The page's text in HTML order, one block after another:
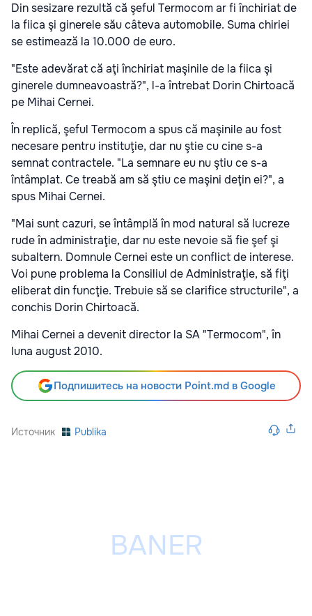
Din sesizare rezultă că şeful Termocom ar fi închiriat de
la fiica şi ginerele său câteva automobile. Suma chiriei
se estimează la 10.000 de euro.
"Este adevărat că aţi închiriat maşinile de la fiica şi
ginerele dumneavoastră?", l-a întrebat Dorin Chirtoacă
pe Mihai Cernei.
În replică, şeful Termocom a spus că maşinile au fost
necesare pentru instituţie, dar nu ştie cu cine s-a
semnat contractele. "La semnare eu nu ştiu ce s-a
întâmplat. Ce treabă am să ştiu ce maşini deţin ei?", a
spus Mihai Cernei.
"Mai sunt cazuri, se întâmplă în mod natural să lucreze
rude în administraţie, dar nu este nevoie să fie şef şi
subaltern. Domnule Cernei este un conflict de interese.
Voi pune problema la Consiliul de Administraţie, să fiţi
eliberat din funcţie. Trebuie să se clarifice structurile", a
conchis Dorin Chirtoacă.
Mihai Cernei a devenit director la SA "Termocom", în
luna august 2010.
Подпишитесь на новости Point.md в Google
Источник Publika